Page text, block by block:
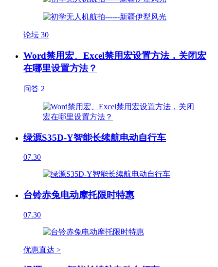
论坛 30
Word禁用宏、Excel禁用宏设置方法，关闭宏
在哪里设置方法？
问答 2
绿源S35D-Y智能长续航电动自行车
07.30
台铃赤兔电动摩托限时特惠
07.30
优惠直达 >